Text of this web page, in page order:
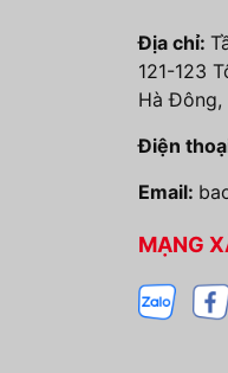
Địa chỉ:
121-123
Hà Đông,
Điện
Email:
MẠNG